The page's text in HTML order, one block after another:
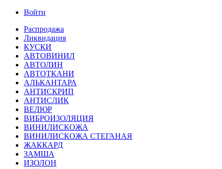
Войти
Распродажа
Ликвидация
КУСКИ
АВТОВИНИЛ
АВТОЛИН
АВТОТКАНИ
АЛЬКАНТАРА
АНТИСКРИП
АНТИСЛИК
ВЕЛЮР
ВИБРОИЗОЛЯЦИЯ
ВИНИЛИСКОЖА
ВИНИЛИСКОЖА СТЕГАНАЯ
ЖАККАРД
ЗАМША
ИЗОЛОН